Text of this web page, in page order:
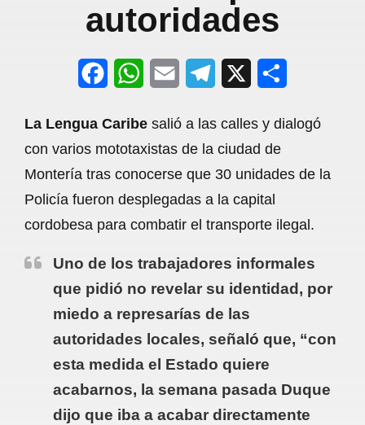
autoridades
c
o
W
a
A
a l
r
a
La Lengua Caribe salió a las calles y dialogó
con varios mototaxistas de la ciudad de
Montería tras conocerse que 30 unidades de la
Policía fueron desplegadas a la capital
cordobesa para combatir el transporte ilegal.
Uno de los trabajadores informales
que pidió no revelar su identidad, por
miedo a represarías de las
autoridades locales, señaló que, “con
esta medida el Estado quiere
acabarnos, la semana pasada Duque
dijo que iba a acabar directamente